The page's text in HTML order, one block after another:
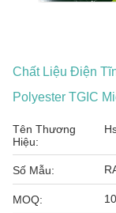
Chất Liệu Điện
Polyester TGIC
Tên Thương
Hiệu:
Số Mẫu:
MOQ: